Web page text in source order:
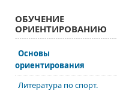
ОБУЧЕНИЕ
ОРИЕНТИРОВАНИЮ
Основы
ориентирования
Литература по спорт.